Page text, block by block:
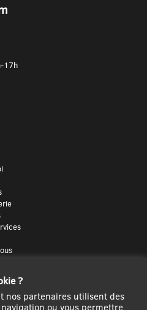
17h
?
nos partenaires utilisent des
ou vous permettre